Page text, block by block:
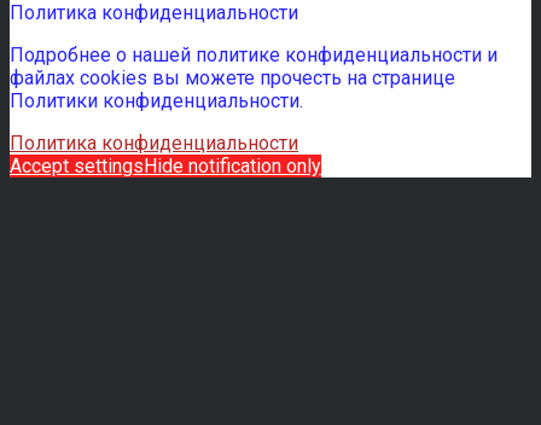
Политика конфиденциальности
Подробнее о нашей политике конфиденциальности и
файлах cookies вы можете прочесть на странице
Политики конфиденциальности.
Политика конфиденциальности
Accept settings Hide notification only